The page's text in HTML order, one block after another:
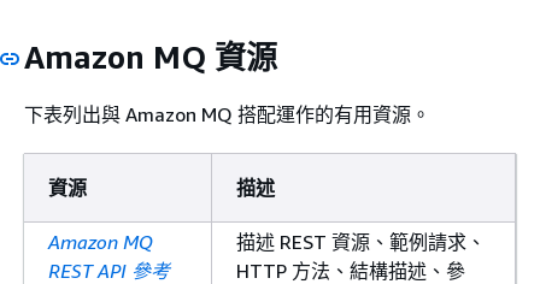
Amazon MQ 資源
下表列出與 Amazon MQ 搭配運作的有用資源。
資源 描述
Amazon MQ
REST API 參考
描述 REST 資源、範例請求、
HTTP 方法、結構描述、參